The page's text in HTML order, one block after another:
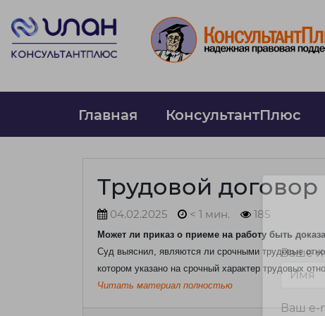
Главная КонсультантПлюс
Трудовой договор
04.02.2025 < 1 мин. 185
Может ли приказ о приеме на работу быть
Суд выяснил, являются ли срочными трудовые
котором указано на срочный характер трудовых
Читать материал полностью
Ваше
Ваш e-